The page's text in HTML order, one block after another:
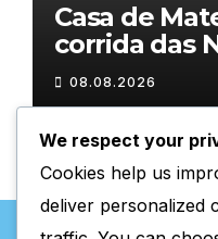
Casa de
corrida das
Maravilhas
08.08.2026
We respect your
Cookies help us
deliver personalized